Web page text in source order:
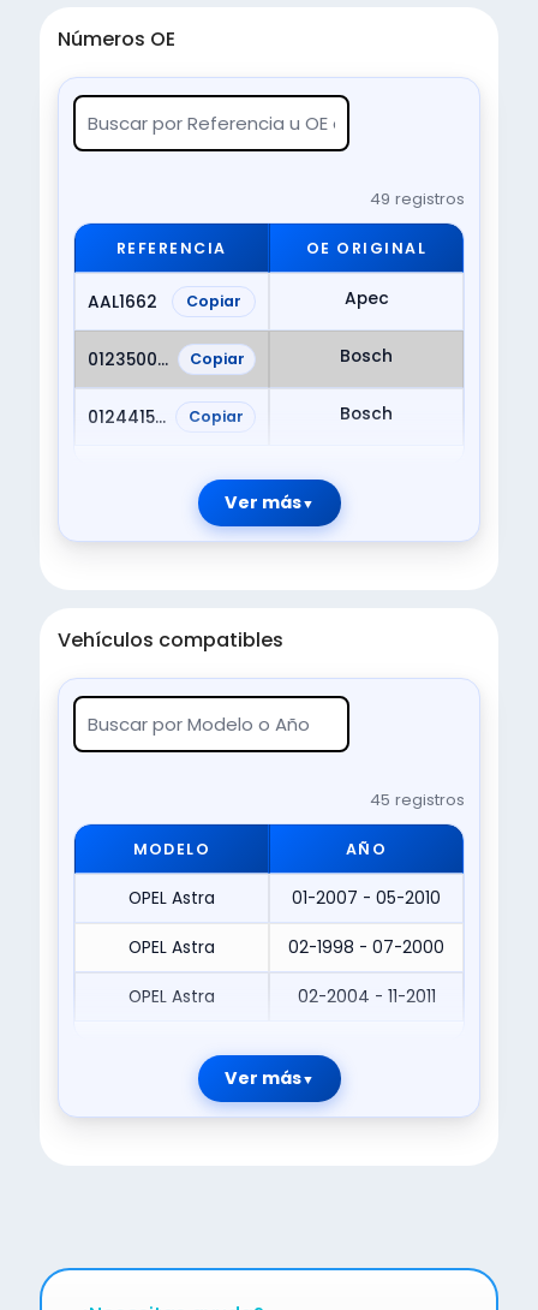
Números OE
49 registros
REFERENCIA OE ORIGINAL
AAL1662 Copiar Apec
0123500009 Copiar Bosch
0124415001 Copiar Bosch
Ver más
Vehículos compatibles
45 registros
MODELO AÑO
OPEL Astra 01-2007 - 05-2010
OPEL Astra 02-1998 - 07-2000
OPEL Astra 02-2004 - 11-2011
Ver más